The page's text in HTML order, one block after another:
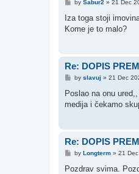
P
s
by Sabur2 » 21 Dec
Iza toga stoji
Kome je to malo?
Re: DOPIS
P
s
by slavuj » 21 Dec
Poslao na onu
medija i čekamo
Re: DOPIS
P
s
by Longterm» 21
Pozdrav svima.